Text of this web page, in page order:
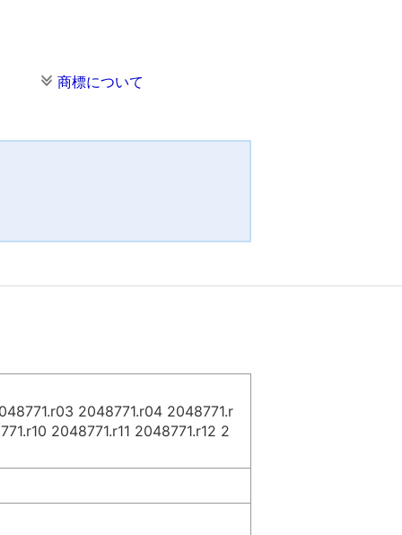
商標について
2048771.r04 2048771.r
2048771.r11 2048771.r12 2